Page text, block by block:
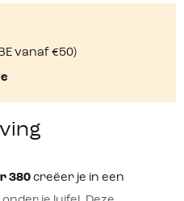
vanaf €50)
380creëer je in een